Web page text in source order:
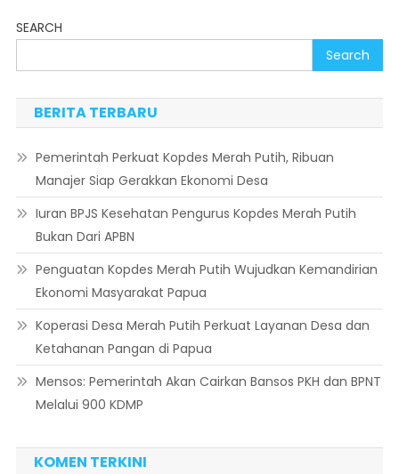
SEARCH
Search
BERITA TERBARU
Pemerintah Perkuat Kopdes Merah Putih, Ribuan
Manajer Siap Gerakkan Ekonomi Desa
Iuran BPJS Kesehatan Pengurus Kopdes Merah Putih
Bukan Dari APBN
Penguatan Kopdes Merah Putih Wujudkan Kemandirian
Ekonomi Masyarakat Papua
Koperasi Desa Merah Putih Perkuat Layanan Desa dan
Ketahanan Pangan di Papua
Mensos: Pemerintah Akan Cairkan Bansos PKH dan BPNT
Melalui 900 KDMP
KOMEN TERKINI